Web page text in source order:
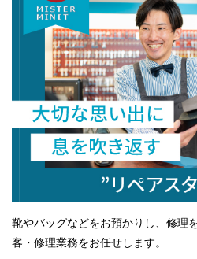
靴やバッグなどをお預かりし、修理
客・修理業務をお任せします。